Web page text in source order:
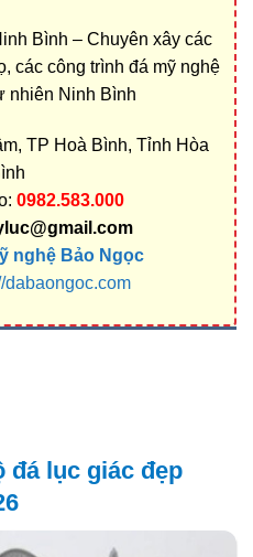
Bình – Chuyên xây các
các công trình đá mỹ nghệ
nhiên Ninh Bình
TP Hoà Bình, Tỉnh Hòa
0982.583.000
nghệ Bảo Ngọc
dabaongoc.com
đá lục giác đẹp